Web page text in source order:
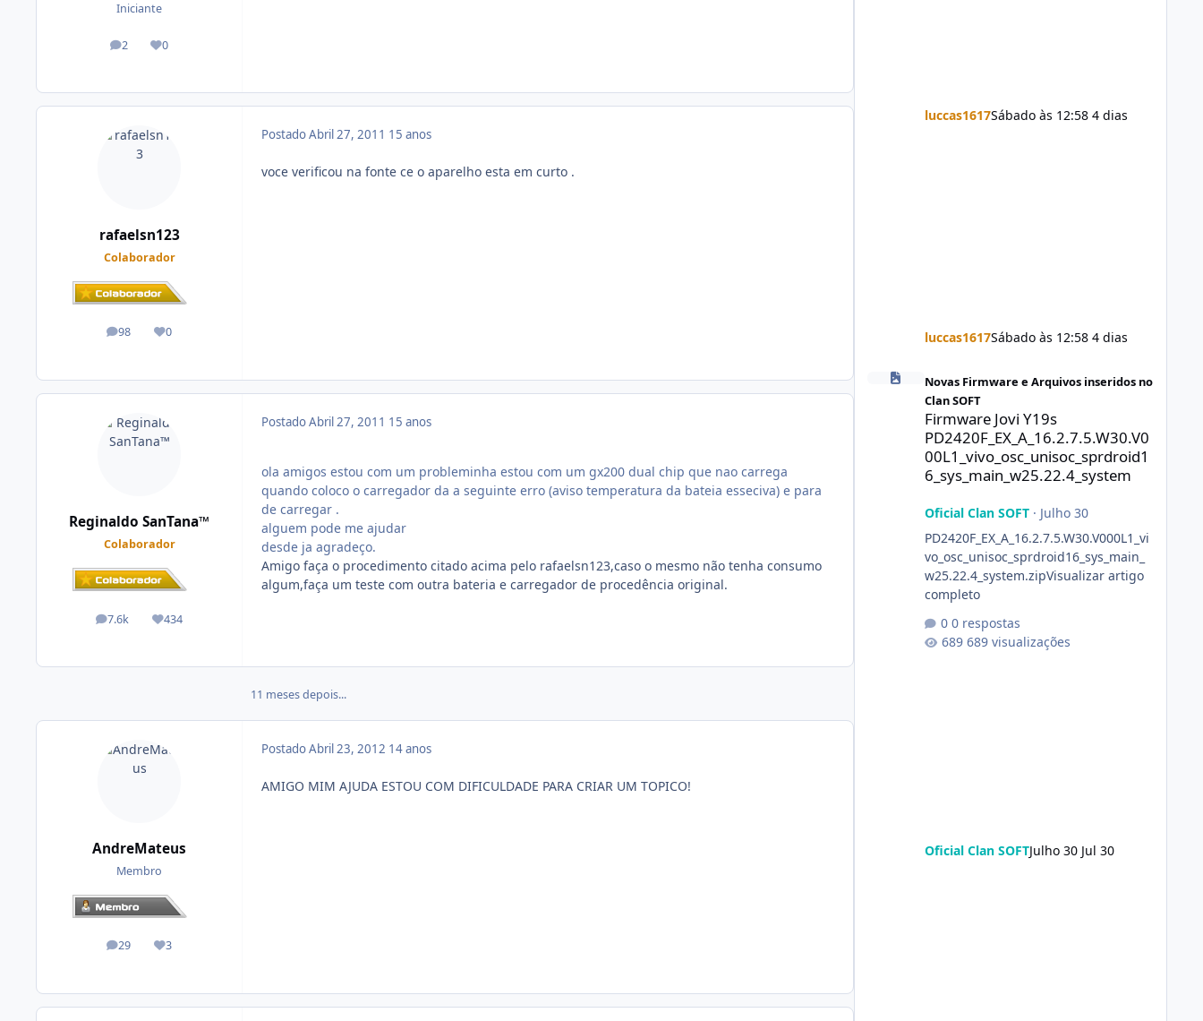
Iniciante
2
posts 0
Reputação
rafaelsn123
Colaborador
98
posts 0
Reputação
PostadoAbril 27, 2011 15 anos
voce verificou na fonte ce o aparelho esta em curto .
Reginaldo SanTana™
Colaborador
7.6k
posts 434
Reputação
PostadoAbril 27, 2011 15 anos
ola amigos estou com um probleminha estou com um gx200 dual chip que nao carrega
quando coloco o carregador da a seguinte erro (aviso temperatura da bateia esseciva) e para
de carregar .
alguem pode me ajudar
desde ja agradeço.
Amigo faça o procedimento citado acima pelo rafaelsn123,caso o mesmo não tenha consumo
algum,faça um teste com outra bateria e carregador de procedência original.
11 meses depois...
AndreMateus
Membro
29
posts 3
Reputação
PostadoAbril 23, 2012 14 anos
AMIGO MIM AJUDA ESTOU COM DIFICULDADE PARA CRIAR UM TOPICO!
luccas1617Sábado às 12:58 4 dias
luccas1617Sábado às 12:58 4 dias
Firmware Jovi Y19s
Novas Firmware e Arquivos inseridos no
Clan SOFT
Firmware Jovi Y19s
PD2420F_EX_A_16.2.7.5.W30.V0
00L1_vivo_osc_unisoc_sprdroid1
6_sys_main_w25.22.4_system
Oficial Clan SOFT· Julho 30
PD2420F_EX_A_16.2.7.5.W30.V000L1_vi
vo_osc_unisoc_sprdroid16_sys_main_
w25.22.4_system.zipVisualizar artigo
completo
0 respostas
689 visualizações
Oficial Clan SOFTJulho 30 Jul 30